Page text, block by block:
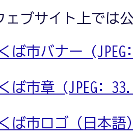
ェブサイト上では
ば市バナー
ば市章 (JPEG:
ば市ロゴ（日本語